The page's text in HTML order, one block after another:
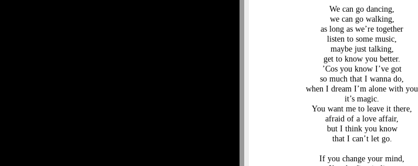
We can go dancing,
we can go walking,
as long as we’re together
listen to some music,
maybe just talking,
get to know you better.
’Cos you know I’ve got
so much that I wanna do,
when I dream I’m alone with you
it’s magic.
You want me to leave it there,
afraid of a love affair,
but I think you know
that I can’t let go.
If you change your mind,